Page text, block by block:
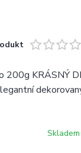
200g KRÁSNÝ
Skladem